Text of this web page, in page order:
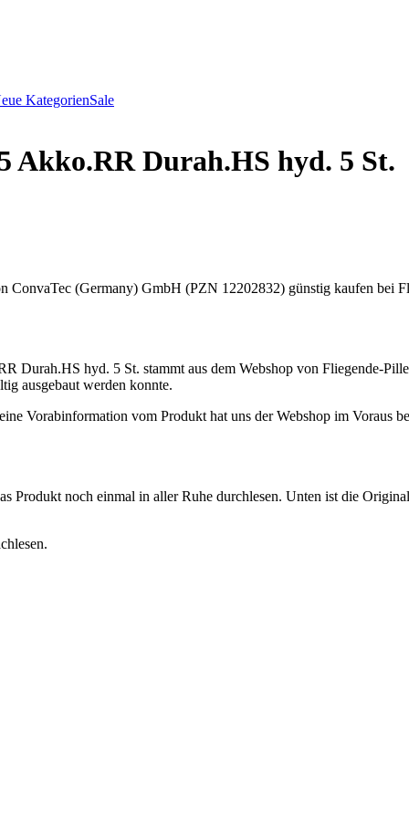
KategorienSale
Akko.RR Durah.HS hyd. 5 St.
(Germany) GmbH (PZN 12202832) günstig kaufen bei
Durah.HS hyd. 5 St. stammt aus dem Webshop von Fliegende-
ausgebaut werden konnte.
Vorabinformation vom Produkt hat uns der Webshop im Voraus
Produkt noch einmal in aller Ruhe durchlesen. Unten ist die